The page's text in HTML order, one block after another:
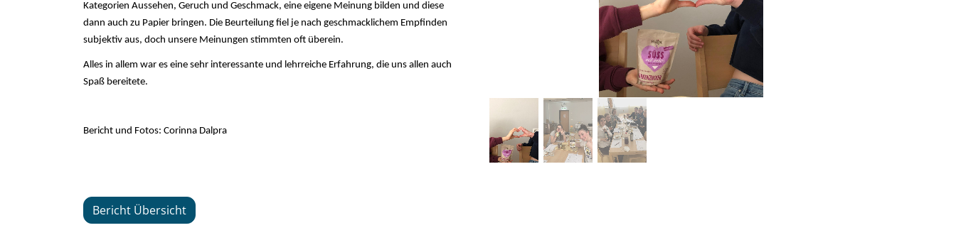
Kategorien Aussehen, Geruch und Geschmack, eine eigene Meinung bilden und diese
dann auch zu Papier bringen. Die Beurteilung fiel je nach geschmacklichem Empfinden
subjektiv aus, doch unsere Meinungen stimmten oft überein.
Alles in allem war es eine sehr interessante und lehrreiche Erfahrung, die uns allen auch
Spaß bereitete.
Bericht und Fotos: Corinna Dalpra
Bericht Übersicht